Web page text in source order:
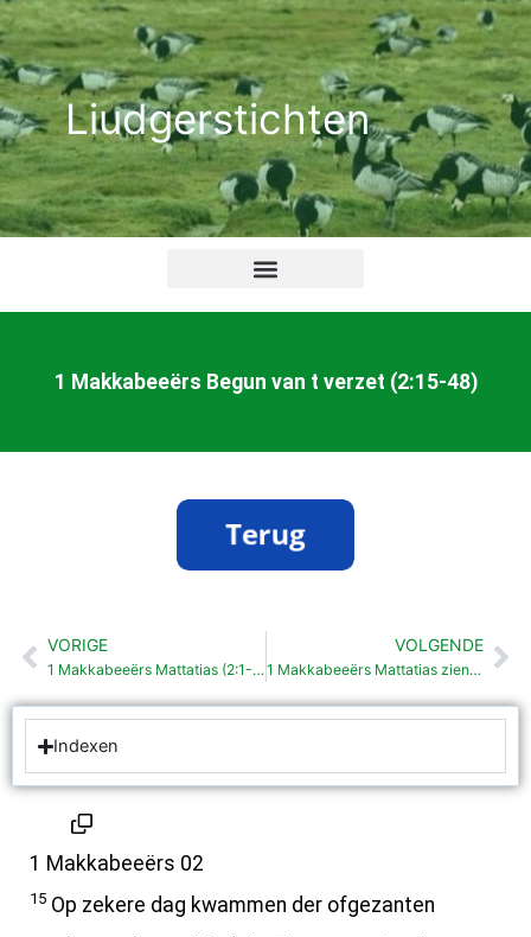
Ga
naar
de
inhoudLiudgerstichten
1 Makkabeeërs Begun van t verzet (2:15-48)
Vorige
VORIGE
1 Makkabeeërs Mattatias (2:1-14)
VOLGENDE
1 Makkabeeërs Mattatias zien dood (2:49-70)
Indexen
1 Makkabeeërs 02
15 Op zekere dag kwammen der ofgezanten